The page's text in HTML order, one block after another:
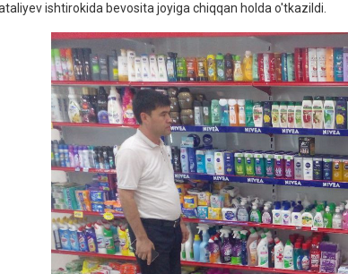
ishtirokida bevosita joyiga chiqqan holda o'tkazildi.